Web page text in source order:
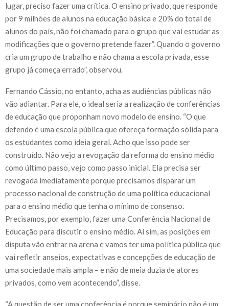
lugar, preciso fazer uma crítica. O ensino privado, que responde
por 9 milhões de alunos na educação básica e 20% do total de
alunos do país, não foi chamado para o grupo que vai estudar as
modificações que o governo pretende fazer”. Quando o governo
cria um grupo de trabalho e não chama a escola privada, esse
grupo já começa errado”, observou.
Fernando Cássio, no entanto, acha as audiências públicas não
vão adiantar. Para ele, o ideal seria a realização de conferências
de educação que proponham novo modelo de ensino. “O que
defendo é uma escola pública que ofereça formação sólida para
os estudantes como ideia geral. Acho que isso pode ser
construído. Não vejo a revogação da reforma do ensino médio
como último passo, vejo como passo inicial. Ela precisa ser
revogada imediatamente porque precisamos disparar um
processo nacional de construção de uma política educacional
para o ensino médio que tenha o mínimo de consenso.
Precisamos, por exemplo, fazer uma Conferência Nacional de
Educação para discutir o ensino médio. Aí sim, as posições em
disputa vão entrar na arena e vamos ter uma política pública que
vai refletir anseios, expectativas e concepções de educação de
uma sociedade mais ampla – e não de meia duzia de atores
privados, como vem acontecendo”, disse.
“A questão de ser uma conferência é porque seminário não é um